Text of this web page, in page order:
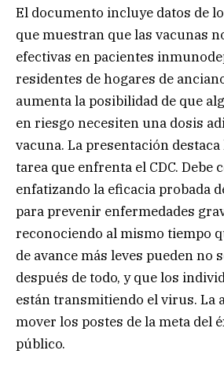
El documento incluye datos de
que muestran que las vacunas
efectivas en pacientes
residentes de hogares de
aumenta la posibilidad de que
en riesgo necesiten una dosis
vacuna. La presentación
tarea que enfrenta el CDC. Debe
enfatizando la eficacia probada
para prevenir enfermedades
reconociendo al mismo tiempo
de avance más leves pueden no
después de todo, y que los
están transmitiendo el virus. La
mover los postes de la meta del
público.